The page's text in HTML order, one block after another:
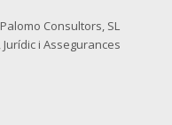
Consultors, SL
i Assegurances